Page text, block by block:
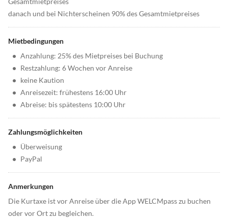
danach und bei Nichterscheinen 90% des Gesamtmietpreises
Mietbedingungen
• Anzahlung: 25% des Mietpreises bei Buchung
• Restzahlung: 6 Wochen vor Anreise
• keine Kaution
• Anreisezeit: frühestens 16:00 Uhr
• Abreise: bis spätestens 10:00 Uhr
Zahlungsmöglichkeiten
• Überweisung
• PayPal
Anmerkungen
Die Kurtaxe ist vor Anreise über die App WELCMpass zu buchen
oder vor Ort zu begleichen.